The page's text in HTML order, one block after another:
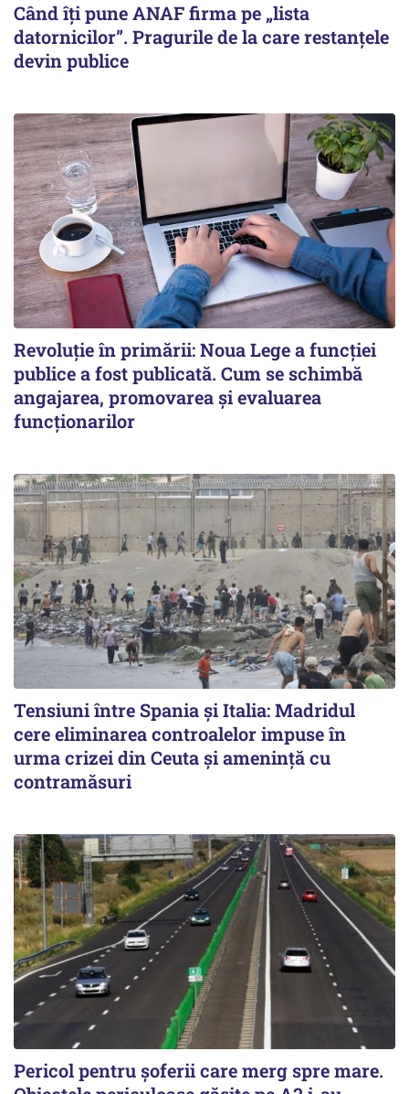
Când îți pune ANAF firma pe „lista
datornicilor”. Pragurile de la care restanțele
devin publice
Revoluție în primării: Noua Lege a funcției
publice a fost publicată. Cum se schimbă
angajarea, promovarea și evaluarea
funcționarilor
Tensiuni între Spania și Italia: Madridul
cere eliminarea controalelor impuse în
urma crizei din Ceuta și amenință cu
contramăsuri
Pericol pentru șoferii care merg spre mare.